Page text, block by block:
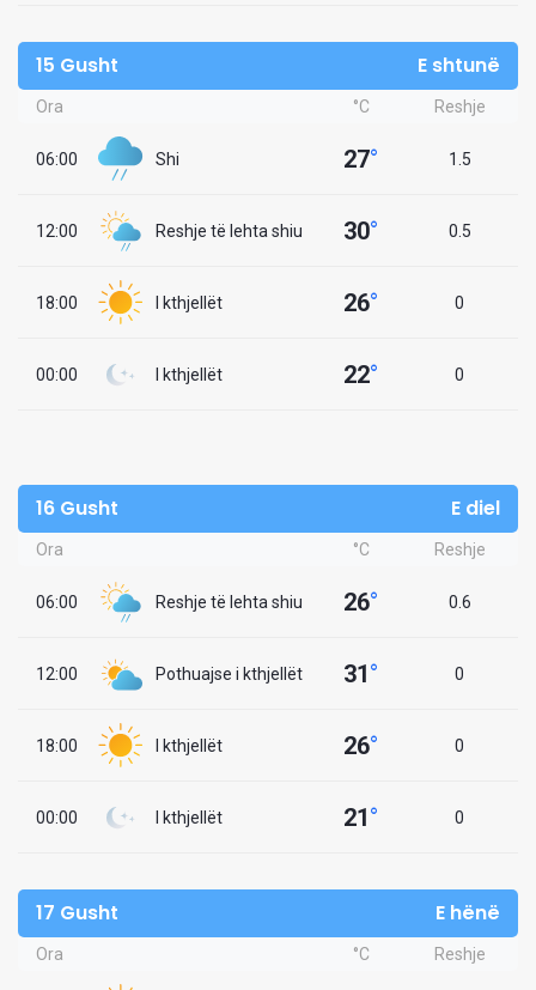
15 Gusht E shtunë
Ora °C Reshje
06:00 Shi 27° 1.5
12:00 Reshje të lehta shiu 30° 0.5
18:00 I kthjellët 26° 0
00:00 I kthjellët 22° 0
16 Gusht E diel
Ora °C Reshje
06:00 Reshje të lehta shiu 26° 0.6
12:00 Pothuajse i kthjellët 31° 0
18:00 I kthjellët 26° 0
00:00 I kthjellët 21° 0
17 Gusht E hënë
Ora °C Reshje